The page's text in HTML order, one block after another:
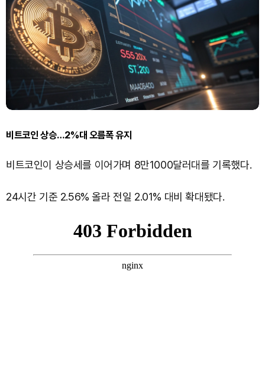
비트코인 상승…2%대 오름폭 유지
비트코인이 상승세를 이어가며 8만1000달러대를 기록했다.
24시간 기준 2.56% 올라 전일 2.01% 대비 확대됐다.